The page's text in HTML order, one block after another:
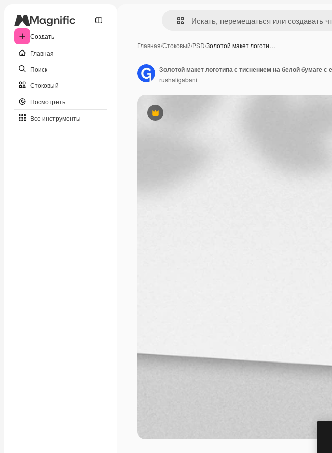
Создать
Главная
Поиск
Стоковый
Посмотреть
Все инструменты
Главная/Стоковый/PSD/Золотой макет логоти…
Премиум
rushaligabani